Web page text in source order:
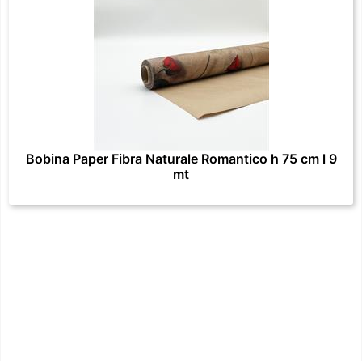
Bobina Paper Fibra Naturale Romantico h 75 cm l 9
mt